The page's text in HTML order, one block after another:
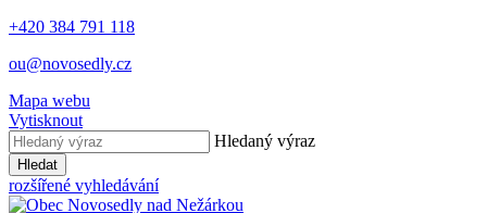
+420 384 791 118
ou@novosedly.cz
Mapa webu
Vytisknout
Hledaný výraz
Hledat
rozšířené vyhledávání